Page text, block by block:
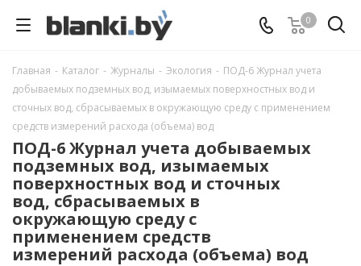
0
Главная - Каталог - Журналы - Экология - ПОД-6 Журнал учета
добываемых подземных вод, изымаемых поверхностных вод и
сточных вод, сбрасываемых в окружающую среду с применением
средств измерений расхода (объема) вод
ПОД-6 Журнал учета добываемых
подземных вод, изымаемых
поверхностных вод и сточных
вод, сбрасываемых в
окружающую среду с
применением средств
измерений расхода (объема) вод